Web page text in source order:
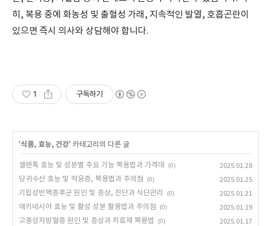
히, 복용 중에 화농성 및 출혈성 가래, 지속적인 발열, 호흡곤란이
있으면 즉시 의사와 상담해야 합니다.
1 구독하기
'식품, 효능, 건강' 카테고리의 다른 글
셀렌톡 효능 및 성분별 주요 기능 복용법과 가격대 (0)
2025.01.28
당귀수산 효능 및 적응증, 복용법과 주의점
(0)
2025.01.25
기립성빈맥증후군 원인 및 증상, 진단과 식단관리
(0)
2025.01.21
에키네시아 효능 및 활성 성분 활용법과 주의점
(0)
2025.01.19
고중성지방혈증 원인 및 증상과 치료제 복용법
(0) 2025.01.17